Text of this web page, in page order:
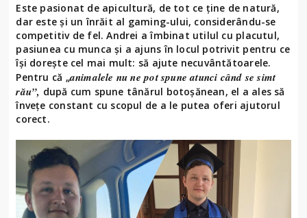
Este pasionat de apicultură, de tot ce ține de natură,
dar este și un înrăit al gaming-ului, considerându-se
competitiv de fel. Andrei a îmbinat utilul cu placutul,
pasiunea cu munca și a ajuns în locul potrivit pentru ce
își dorește cel mai mult: să ajute necuvântătoarele.
Pentru că „animalele nu ne pot spune atunci când se simt
rău”, după cum spune tânărul botoșănean, el a ales să
învețe constant cu scopul de a le putea oferi ajutorul
corect.